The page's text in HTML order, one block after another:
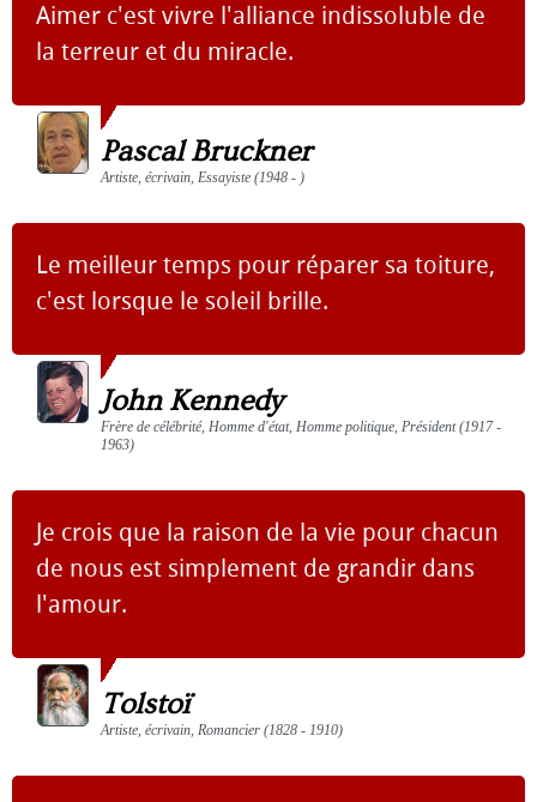
Aimer c'est vivre l'alliance indissoluble de
la terreur et du miracle.
Pascal Bruckner
Artiste, écrivain, Essayiste (1948 - )
Le meilleur temps pour réparer sa toiture,
c'est lorsque le soleil brille.
John Kennedy
Frère de célébrité, Homme d'état, Homme politique, Président (1917 -
1963)
Je crois que la raison de la vie pour chacun
de nous est simplement de grandir dans
l'amour.
Tolstoï
Artiste, écrivain, Romancier (1828 - 1910)